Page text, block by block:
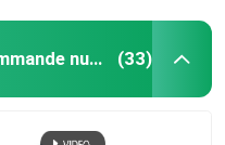
Services de usinage de commande numérique par ordinateur d'acier inoxydable (33)